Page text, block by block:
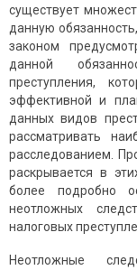
существует
данную
законом
данной
преступления,
эффективной и
данных видов
рассматривать
расследованием.
раскрывается в
более подробно
неотложных
налоговых
Неотложные